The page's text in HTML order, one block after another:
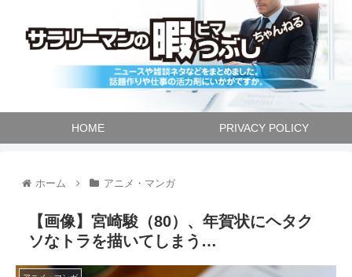
HOME PRIVACY POLICY
ホーム アニメ・マンガ
【画像】宮崎駿（80）、年賀状にヘタク
ソなトラを描いてしまう…